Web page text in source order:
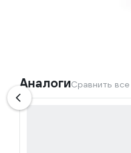
АналогиСравнить все